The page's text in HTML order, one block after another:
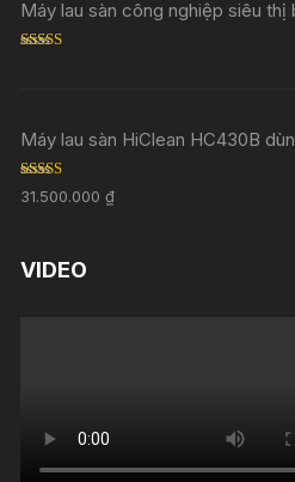
Máy lau sàn công nghiệp siêu thị
Máy lau sàn HiClean HC430B
Rated5.00
out of 5
31.500.000₫
VIDEO